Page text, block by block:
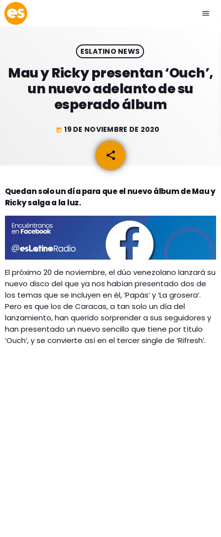
menu
play_arrow EMISIÓN LA PAZ
EMISIÓN COCHABAMBA
ACTUALIDAD
ESPECTÁCULOS
GEEKERS
PROGRAMACIÓN
INICIO
RADIO SPLENDID
CONTACTO
ESLATINO NEWS
Mau y Ricky presentan ‘Ouch’,
un nuevo adelanto de su
esperado álbum
today 19 DE NOVIEMBRE DE 2020
share
email
Quedan solo un día para que el nuevo álbum de Mau y
Ricky salga a la luz.
El próximo 20 de noviembre, el dúo venezolano lanzará su
nuevo disco del que ya nos habían presentado dos de
los temas que se incluyen en él, ‘Papás’ y ‘La grosera’.
Pero es que los de Caracas, a tan solo un día del
lanzamiento, han querido sorprender a sus seguidores y
han presentado un nuevo sencillo que tiene por título
‘Ouch’, y se convierte así en el tercer single de ‘Rifresh’.